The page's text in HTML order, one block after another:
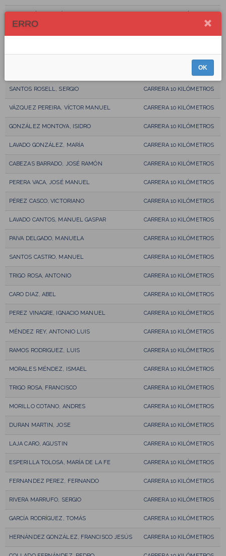
CARRERA 10 KILÓMETROS
SANTOS ROSELL, SERGIO CARRERA 10 KILÓMETROS
VÁZQUEZ PEREIRA, VÍCTOR MANUEL CARRERA 10 KILÓMETROS
GONZÁLEZ MONTOYA, ISIDRO CARRERA 10 KILÓMETROS
LAVADO GONZÁLEZ, MARÍA CARRERA 10 KILÓMETROS
CABEZAS BARRADO, JOSÉ RAMÓN CARRERA 10 KILÓMETROS
PERERA VACA, JOSÉ MANUEL CARRERA 10 KILÓMETROS
PÉREZ CASCO, VICTORIANO CARRERA 10 KILÓMETROS
LAVADO CANTOS, MANUEL GASPAR CARRERA 10 KILÓMETROS
PAIVA DELGADO, MANUELA CARRERA 10 KILÓMETROS
SANTOS CASTRO, MANUEL CARRERA 10 KILÓMETROS
TRIGO ROSA, ANTONIO CARRERA 10 KILÓMETROS
CARO DIAZ, ABEL CARRERA 10 KILÓMETROS
PEREZ VINAGRE, IGNACIO MANUEL CARRERA 10 KILÓMETROS
MÉNDEZ REY, ANTONIO LUIS CARRERA 10 KILÓMETROS
RAMOS RODRIGUEZ, LUIS CARRERA 10 KILÓMETROS
MORALES MÉNDEZ, ISMAEL CARRERA 10 KILÓMETROS
TRIGO ROSA, FRANCISCO CARRERA 10 KILÓMETROS
MORILLO COTANO, ANDRES CARRERA 10 KILÓMETROS
DURAN MARTIN, JOSE CARRERA 10 KILÓMETROS
LAJA CARO, AGUSTIN CARRERA 10 KILÓMETROS
ESPERILLA TOLOSA, MARÍA DE LA FE CARRERA 10 KILÓMETROS
FERNANDEZ PEREZ, FERNANDO CARRERA 10 KILÓMETROS
RIVERA MARRUFO, SERGIO CARRERA 10 KILÓMETROS
GARCÍA RODRÍGUEZ, TOMÁS CARRERA 10 KILÓMETROS
HERNÁNDEZ GONZÁLEZ, FRANCISCO JESÚS CARRERA 10 KILÓMETROS
ERRO
OK